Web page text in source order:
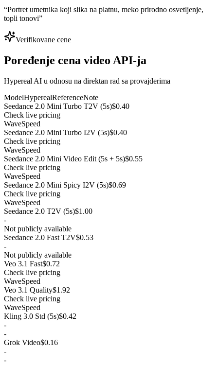
“Portret umetnika koji slika na platnu, meko prirodno osvetljenje,
topli tonovi”
Verifikovane cene
Poređenje cena video API-ja
Hypereal AI u odnosu na direktan rad sa provajderima
ModelHyperealReferenceNote
Seedance 2.0 Mini Turbo T2V (5s)$0.40
Check live pricing
WaveSpeed
Seedance 2.0 Mini Turbo I2V (5s)$0.40
Check live pricing
WaveSpeed
Seedance 2.0 Mini Video Edit (5s + 5s)$0.55
Check live pricing
WaveSpeed
Seedance 2.0 Mini Spicy I2V (5s)$0.69
Check live pricing
WaveSpeed
Seedance 2.0 T2V (5s)$1.00
-
Not publicly available
Seedance 2.0 Fast T2V$0.53
-
Not publicly available
Veo 3.1 Fast$0.72
Check live pricing
WaveSpeed
Veo 3.1 Quality$1.92
Check live pricing
WaveSpeed
Kling 3.0 Std (5s)$0.42
-
-
Grok Video$0.16
-
-